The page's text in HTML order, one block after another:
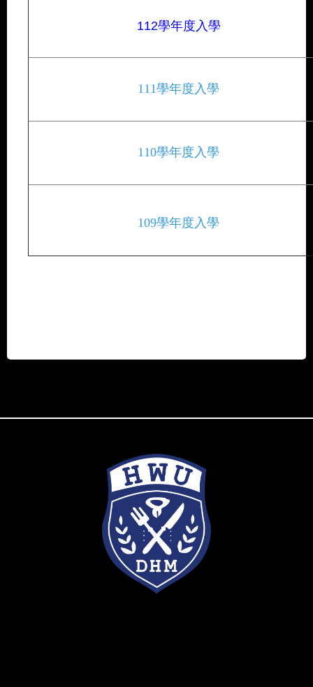
112學年度入學
111學年度入學
110學年度入學
109學年度入學